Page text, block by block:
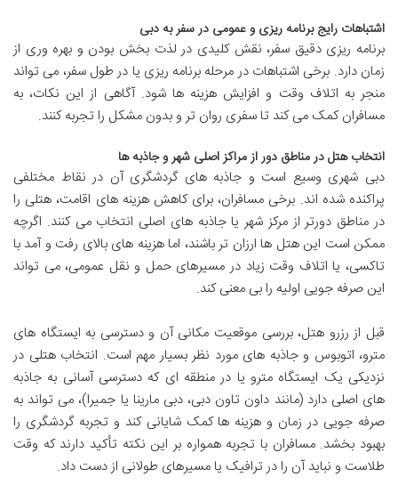
اشتباهات رایج برنامه ریزی و عمومی در سفر به دبی
برنامه ریزی دقیق سفر، نقش کلیدی در لذت بخش بودن و بهره وری از
زمان دارد. برخی اشتباهات در مرحله برنامه ریزی یا در طول سفر، می تواند
منجر به اتلاف وقت و افزایش هزینه ها شود. آگاهی از این نکات، به
مسافران کمک می کند تا سفری روان تر و بدون مشکل را تجربه کنند.
انتخاب هتل در مناطق دور از مراکز اصلی شهر و جاذبه ها
دبی شهری وسیع است و جاذبه های گردشگری آن در نقاط مختلفی
پراکنده شده اند. برخی مسافران، برای کاهش هزینه های اقامت، هتلی را
در مناطق دورتر از مرکز شهر یا جاذبه های اصلی انتخاب می کنند. اگرچه
ممکن است این هتل ها ارزان تر باشند، اما هزینه های بالای رفت و آمد با
تاکسی، یا اتلاف وقت زیاد در مسیرهای حمل و نقل عمومی، می تواند
این صرفه جویی اولیه را بی معنی کند.
قبل از رزرو هتل، بررسی موقعیت مکانی آن و دسترسی به ایستگاه های
مترو، اتوبوس و جاذبه های مورد نظر بسیار مهم است. انتخاب هتلی در
نزدیکی یک ایستگاه مترو یا در منطقه ای که دسترسی آسانی به جاذبه
های اصلی دارد (مانند داون تاون دبی، دبی مارینا یا جمیرا)، می تواند به
صرفه جویی در زمان و هزینه ها کمک شایانی کند و تجربه گردشگری را
بهبود بخشد. مسافران با تجربه همواره بر این نکته تأکید دارند که وقت
طلاست و نباید آن را در ترافیک یا مسیرهای طولانی از دست داد.